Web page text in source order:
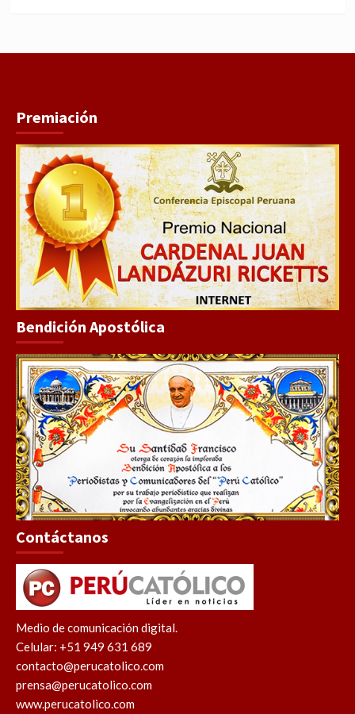
Premiación
Bendición Apostólica
Contáctanos
Medio de comunicación digital.
Celular: +51 949 631 689
contacto@perucatolico.com
prensa@perucatolico.com
www.perucatolico.com